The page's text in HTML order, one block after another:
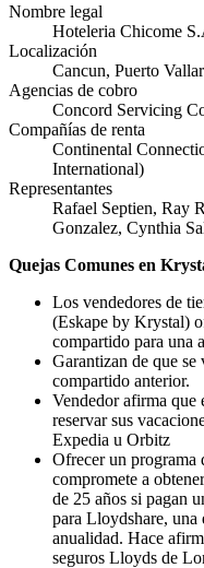
Nombre legal
Hoteleria Chicome
Localización
Cancun, Puerto
Agencias de cobro
Concord Servicing
Compañías de renta
Continental
International)
Representantes
Rafael Septien, Ray
Gonzalez, Cynthia
Quejas Comunes en
Los vendedores de
(Eskape by Krystal)
compartido para una
Garantizan de que
compartido anterior.
Vendedor afirma que
reservar sus
Expedia u Orbitz
Ofrecer un programa
compromete a
de 25 años si pagan
para Lloydshare, una
anualidad. Hace
seguros Lloyds de